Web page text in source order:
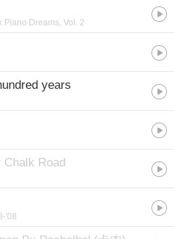
Piano Dreams, Vol. 2
years
Road
'08